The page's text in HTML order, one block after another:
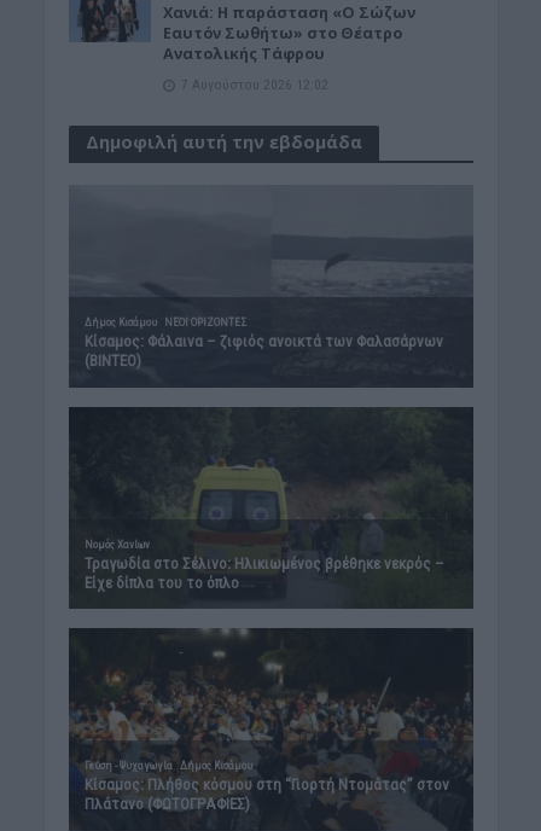
Χανιά: Η παράσταση «Ο Σώζων
Εαυτόν Σωθήτω» στο Θέατρο
Ανατολικής Τάφρου
7 Αυγούστου 2026 12:02
Δημοφιλή αυτή την εβδομάδα